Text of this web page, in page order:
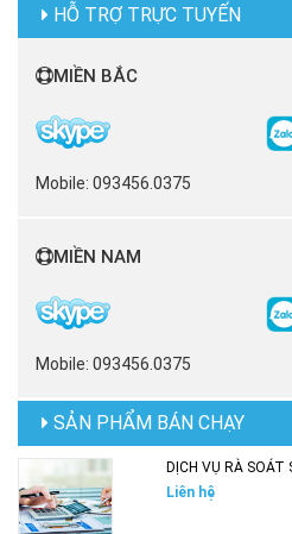
HỖ TRỢ TRỰC TUYẾN
MIỀN BẮC
Mobile: 093456.0375
MIỀN NAM
Mobile: 093456.0375
SẢN PHẨM BÁN CHẠY
DỊCH VỤ RÀ SOÁT
Liên hệ